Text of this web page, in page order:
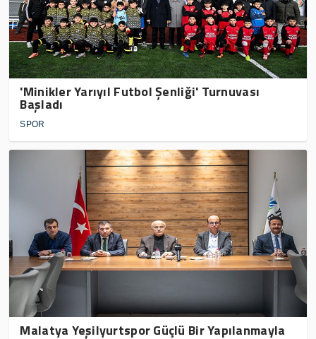
'Minikler Yarıyıl Futbol Şenliği' Turnuvası
Başladı
SPOR
Malatya Yeşilyurtspor Güçlü Bir Yapılanmayla